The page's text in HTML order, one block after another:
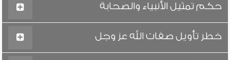
حكم تمثيل الأنبياء والصحابة
خطر تأويل صفات الله عز وجل